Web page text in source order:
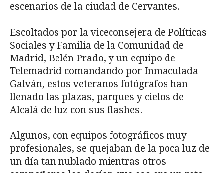
escenarios de la ciudad de Cervantes.
Escoltados por la viceconsejera de Políticas
Sociales y Familia de la Comunidad de
Madrid, Belén Prado, y un equipo de
Telemadrid comandando por Inmaculada
Galván, estos veteranos fotógrafos han
llenado las plazas, parques y cielos de
Alcalá de luz con sus flashes.
Algunos, con equipos fotográficos muy
profesionales, se quejaban de la poca luz de
un día tan nublado mientras otros